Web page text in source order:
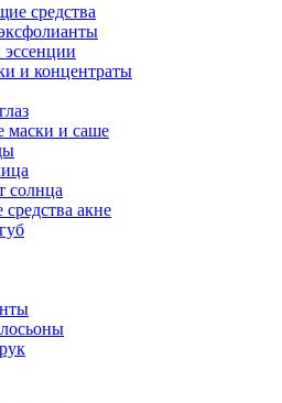
средства
и концентраты
маски и саше
солнца
акне